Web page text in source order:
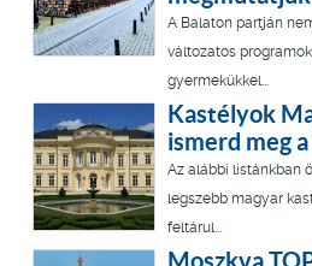
A Balaton partján
változatos
gyermekükkel...
Kastélyok
ismerd meg
Az alábbi listánkban
legszebb magyar
feltárul...
Moszkva